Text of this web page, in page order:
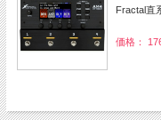
Fractal直
価格：